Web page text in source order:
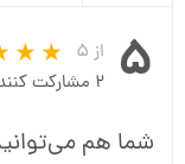
۵ از ۵
۲ مشارکت کننده
شما هم